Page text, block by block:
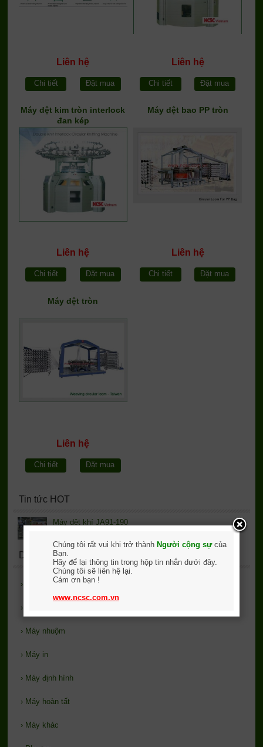
Liên hệ
Chi tiết Đặt mua
Liên hệ
Chi tiết Đặt mua
Máy dệt kim tròn interlock
đan kép
Liên hệ
Chi tiết Đặt mua
Máy dệt bao PP tròn
Liên hệ
Chi tiết Đặt mua
Máy dệt tròn
Liên hệ
Chi tiết Đặt mua
Tin tức HOT
Máy dệt khí JA91-190
Danh mục sản phẩm
› GIỚI THIỆU
›
› Máy nhuộm
› Máy in
› Máy định hình
› Máy hoàn tất
› Máy khác
Chúng tôi rất vui khi trở thành Người cộng sựcủa
Bạn.
Hãy để lại thông tin trong hộp tin nhắn dưới đây.
Chúng tôi sẽ liên hệ lại.
Cám ơn bạn !
www.ncsc.com.vn